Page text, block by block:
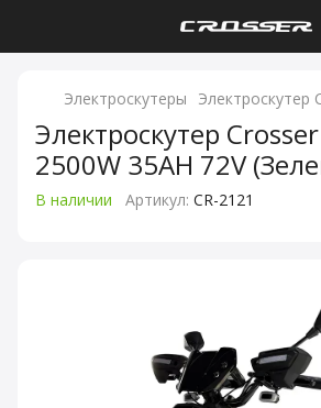
Электроскутеры Электроскутер
Электроскутер
2500W 35AH 72V
В наличии Артикул: CR-2121